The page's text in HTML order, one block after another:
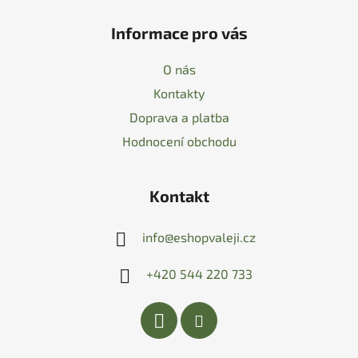
Informace pro vás
O nás
Kontakty
Doprava a platba
Hodnocení obchodu
Kontakt
info@eshopvaleji.cz
+420 544 220 733